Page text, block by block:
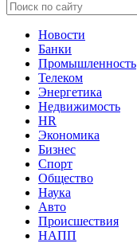
Новости
Банки
Промышленность
Телеком
Энергетика
Недвижимость
HR
Экономика
Бизнес
Спорт
Общество
Наука
Авто
Происшествия
НАПП